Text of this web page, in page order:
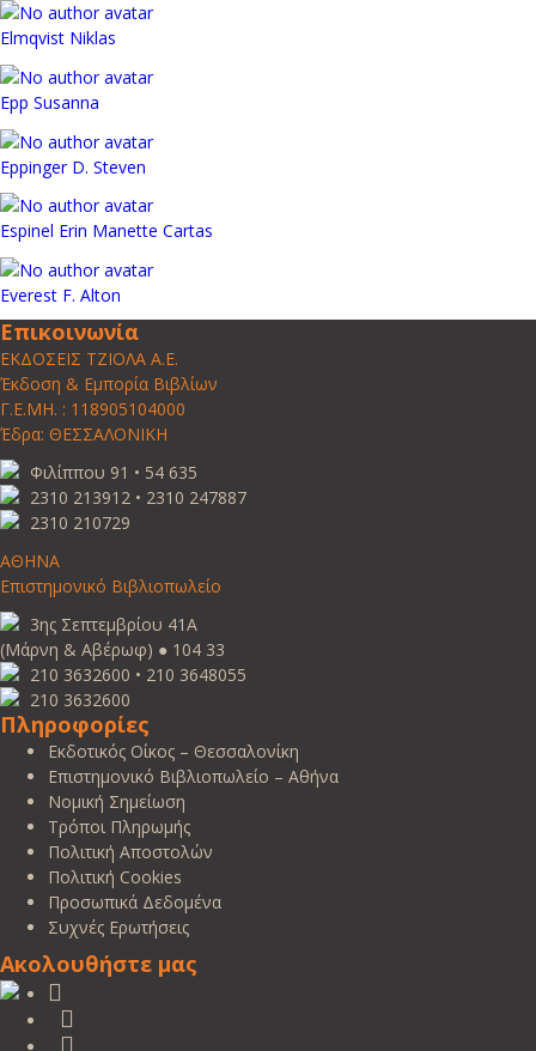
Elmqvist Niklas
Epp Susanna
Eppinger D. Steven
Espinel Erin Manette Cartas
Everest F. Alton
Επικοινωνία
ΕΚΔΟΣΕΙΣ ΤΖΙΟΛΑ Α.Ε.
Έκδοση & Εμπορία Βιβλίων
Γ.Ε.ΜΗ. : 118905104000
Έδρα: ΘΕΣΣΑΛΟΝΙΚΗ
Φιλίππου 91 • 54 635
2310 213912 • 2310 247887
2310 210729
ΑΘΗΝΑ
Επιστημονικό Βιβλιοπωλείο
3ης Σεπτεμβρίου 41Α
(Μάρνη & Αβέρωφ) ● 104 33
210 3632600 • 210 3648055
210 3632600
Πληροφορίες
Εκδοτικός Οίκος – Θεσσαλονίκη
Επιστημονικό Βιβλιοπωλείο – Αθήνα
Νομική Σημείωση
Τρόποι Πληρωμής
Πολιτική Αποστολών
Πολιτική Cookies
Προσωπικά Δεδομένα
Συχνές Ερωτήσεις
Ακολουθήστε μας